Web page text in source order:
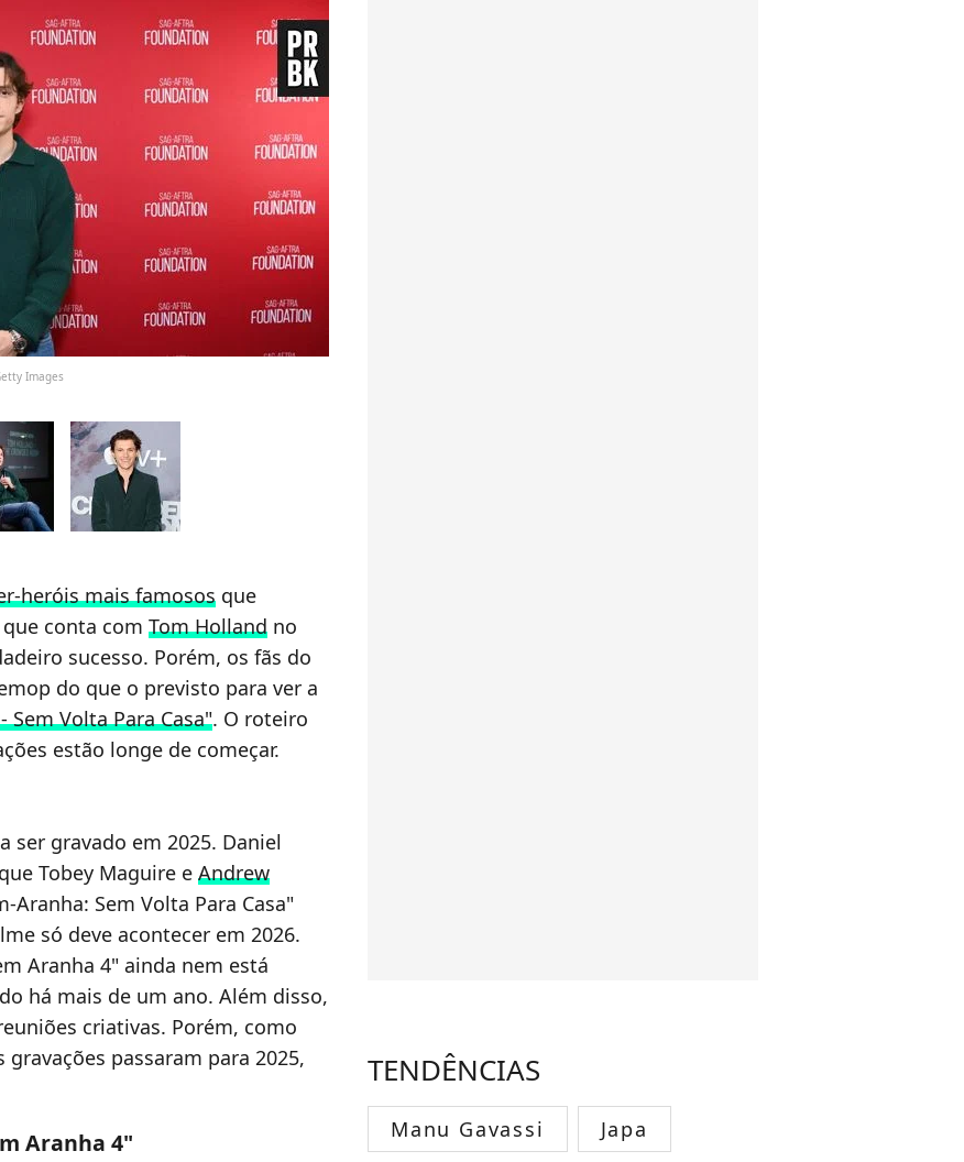
Images
heróis mais famosos que
conta com Tom Holland no
sucesso. Porém, os fãs do
do que o previsto para ver a
Volta Para Casa". O roteiro
estão longe de começar.
ser gravado em 2025. Daniel
Tobey Maguire e Andrew
Aranha: Sem Volta Para Casa"
só deve acontecer em 2026.
Aranha 4" ainda nem está
há mais de um ano. Além disso,
criativas. Porém, como
passaram para 2025,
Aranha 4"
TENDÊNCIAS
Manu Gavassi Japa